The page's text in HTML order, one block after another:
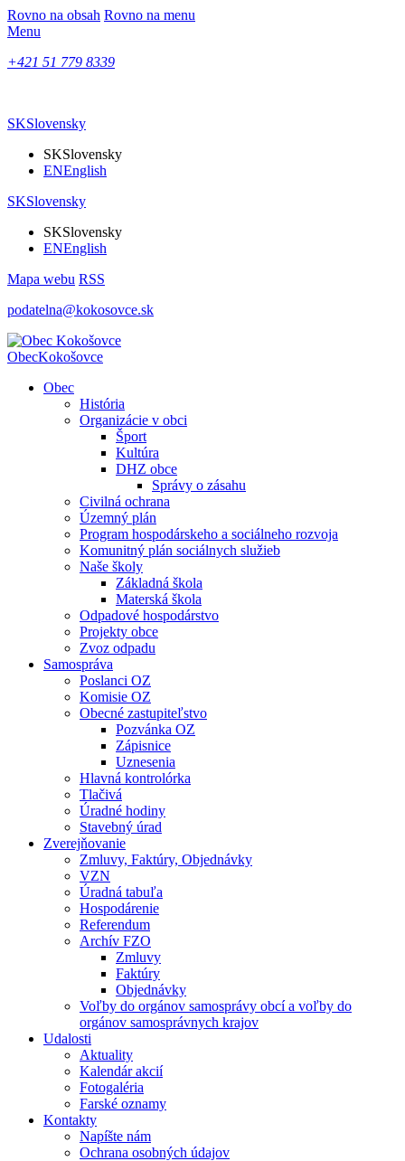
Rovno na obsah Rovno na menu
Menu
+421 51 779 8339
SKSlovensky
SKSlovensky
ENEnglish
SKSlovensky
SKSlovensky
ENEnglish
Mapa webu RSS
podatelna@kokosovce.sk
ObecKokošovce
Obec
História
Organizácie v obci
Šport
Kultúra
DHZ obce
Správy o zásahu
Civilná ochrana
Územný plán
Program hospodárskeho a sociálneho rozvoja
Komunitný plán sociálnych služieb
Naše školy
Základná škola
Materská škola
Odpadové hospodárstvo
Projekty obce
Zvoz odpadu
Samospráva
Poslanci OZ
Komisie OZ
Obecné zastupiteľstvo
Pozvánka OZ
Zápisnice
Uznesenia
Hlavná kontrolórka
Tlačivá
Úradné hodiny
Stavebný úrad
Zverejňovanie
Zmluvy, Faktúry, Objednávky
VZN
Úradná tabuľa
Hospodárenie
Referendum
Archív FZO
Zmluvy
Faktúry
Objednávky
Voľby do orgánov samosprávy obcí a voľby do
orgánov samosprávnych krajov
Udalosti
Aktuality
Kalendár akcií
Fotogaléria
Farské oznamy
Kontakty
Napíšte nám
Ochrana osobných údajov